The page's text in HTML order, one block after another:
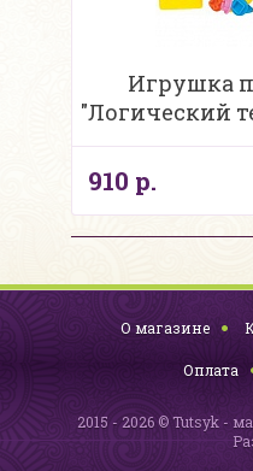
Игрушка
"Логический
910 р.
О магазине
Оплата
2015 - 2026 © Tutsyk -